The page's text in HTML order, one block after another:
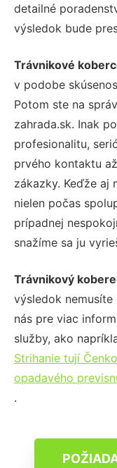
detailné
výsledok bude
Trávnikové
v podobe
Potom ste na
zahrada.sk. Inak
profesionalitu,
prvého kontaktu
zákazky. Keďže aj
nielen počas
prípadnej
snažíme sa ju
Trávnikový
výsledok
nás pre viac
služby, ako
Strihanie tují
opadavého
.